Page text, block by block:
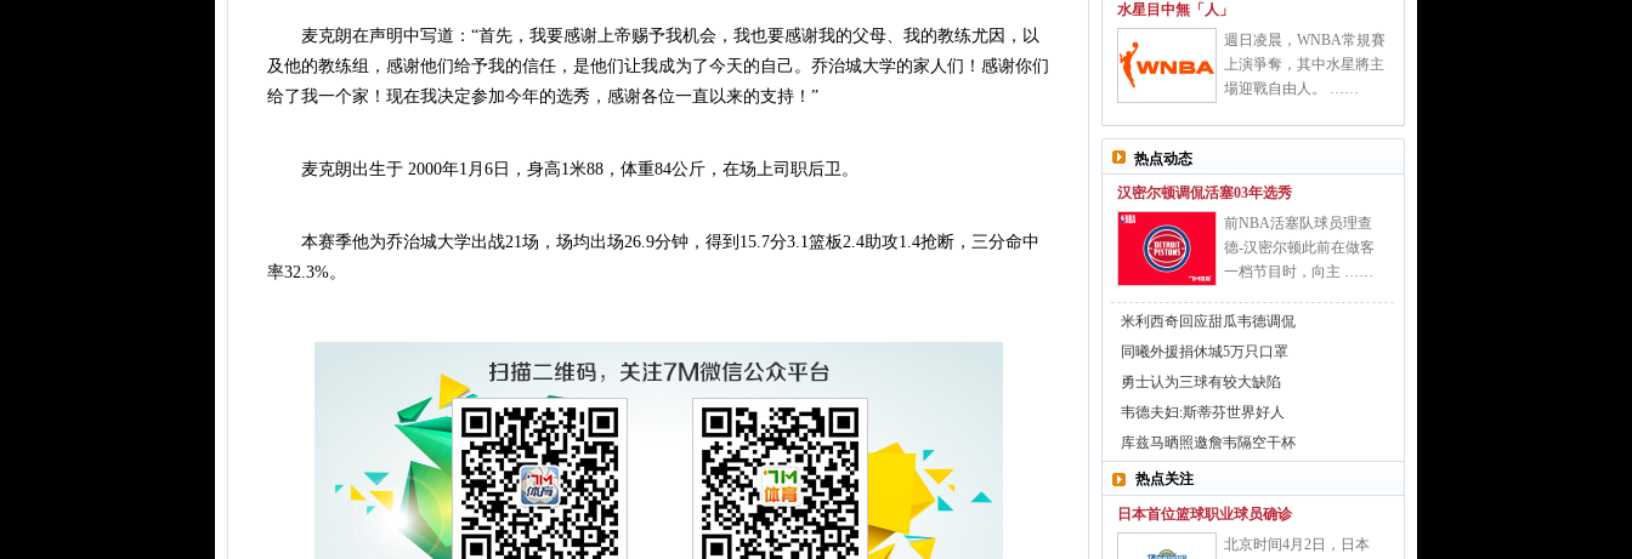
麦克朗在声明中写道：“首先，我要感谢上帝赐予我机会，我也要感谢我的父母、我的教练尤因，以
及他的教练组，感谢他们给予我的信任，是他们让我成为了今天的自己。乔治城大学的家人们！感谢你们
给了我一个家！现在我决定参加今年的选秀，感谢各位一直以来的支持！”
麦克朗出生于 2000年1月6日，身高1米88，体重84公斤，在场上司职后卫。
本赛季他为乔治城大学出战21场，场均出场26.9分钟，得到15.7分3.1篮板2.4助攻1.4抢断，三分命中
率32.3%。
水星目中無「人」
週日凌晨，WNBA常規賽
上演爭奪，其中水星將主
場迎戰自由人。 ……
热点动态
汉密尔顿调侃活塞03年选秀
前NBA活塞队球员理查
德-汉密尔顿此前在做客
一档节目时，向主 ……
米利西奇回应甜瓜韦德调侃
同曦外援捐休城5万只口罩
勇士认为三球有较大缺陷
韦德夫妇:斯蒂芬世界好人
库兹马晒照邀詹韦隔空干杯
热点关注
日本首位篮球职业球员确诊
北京时间4月2日，日本